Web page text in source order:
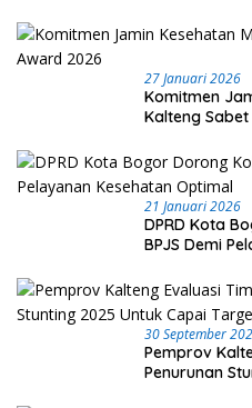
27 Januari 2026
Komitmen
Kalteng Sabet
21 Januari 2026
DPRD Kota
BPJS Demi
30 September
Pemprov
Penurunan